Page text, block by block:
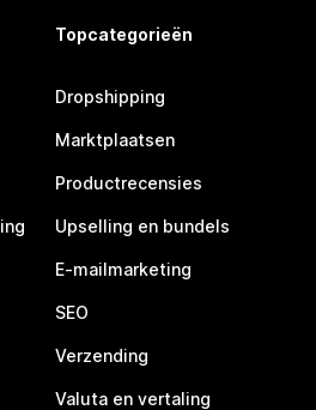
Topcategorieën
Dropshipping
Marktplaatsen
Productrecensies
Upselling en bundels
E-mailmarketing
SEO
Verzending
Valuta en vertaling